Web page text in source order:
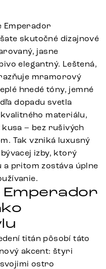
Emperador
skutočné dizajnové
jasne
elegantný. Leštená,
mramorový
hnedé tóny, jemné
dopadu svetla
materiálu,
– bez rušivých
Tak vzniká luxusný
izby, ktorý
pritom zostáva úplne
Emperador
titán pôsobí táto
akcent: štyri
ostro